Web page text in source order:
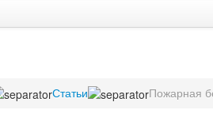
Статьи Пожарная